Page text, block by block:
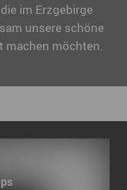
im Erzgebirge
unsere schöne
machen möchten.